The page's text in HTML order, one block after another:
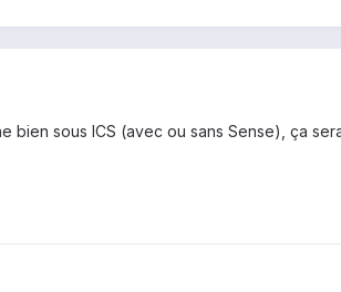
bien sous ICS (avec ou sans Sense), ça